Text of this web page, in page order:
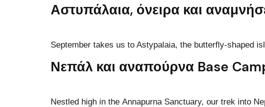
Αστυπάλαια, όνειρα και
September takes us to Astypalaia, the butterfly-shaped
Νεπάλ και αναπούρνα Base
Nestled high in the Annapurna Sanctuary, our trek into